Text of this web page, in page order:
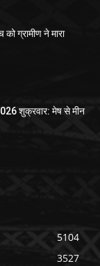
ग्रामीण ने मारा
शुक्रवार: मेष से मीन
5104
3527